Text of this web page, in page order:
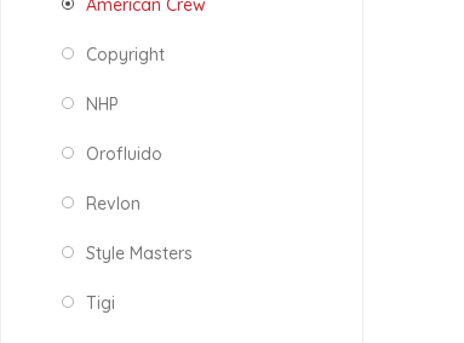
American Crew
Copyright
NHP
Orofluido
Revlon
Style Masters
Tigi